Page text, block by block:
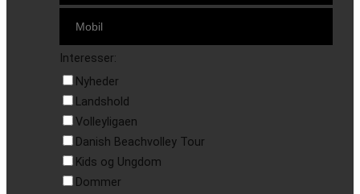
Interesser:
Nyheder
Landshold
Volleyligaen
Danish Beachvolley Tour
Kids og Ungdom
Dommer